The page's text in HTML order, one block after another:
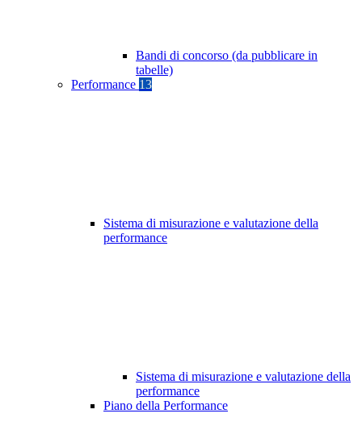
Bandi di concorso (da pubblicare in
tabelle)
Performance 13
Sistema di misurazione e valutazione della
performance
Sistema di misurazione e valutazione della
performance
Piano della Performance